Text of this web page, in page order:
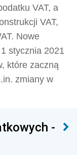
VAT, a
VAT,
Nowe
stycznia 2021
które zaczną
zmiany w
-